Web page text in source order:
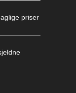
priser